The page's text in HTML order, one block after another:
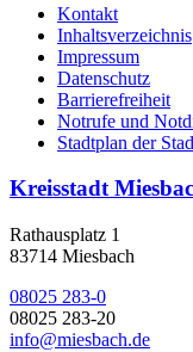
Kontakt
Inhaltsverzeichnis
Impressum
Datenschutz
Barrierefreiheit
Notrufe und
Stadtplan der
Kreisstadt
Rathausplatz 1
83714 Miesbach
08025 283-0
08025 283-20
info@miesbach.de